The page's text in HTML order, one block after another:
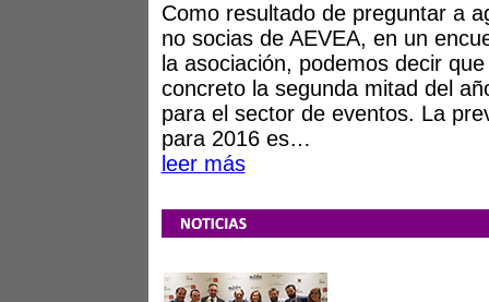
Como resultado de preguntar a
no socias de AEVEA, en un
la asociación, podemos decir
concreto la segunda mitad del
para el sector de eventos. La
para 2016 es…
leer más